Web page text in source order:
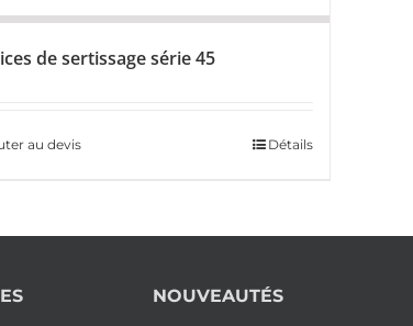
de sertissage série 45
au devis Détails
NOUVEAUTÉS